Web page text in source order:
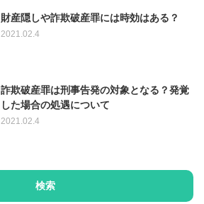
財産隠しや詐欺破産罪には時効はある？
2021.02.4
詐欺破産罪は刑事告発の対象となる？発覚
した場合の処遇について
2021.02.4
検索